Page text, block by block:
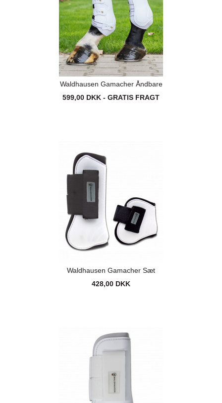
Waldhausen Gamacher Åndbare
599,00 DKK - GRATIS FRAGT
Waldhausen Gamacher Sæt
428,00 DKK